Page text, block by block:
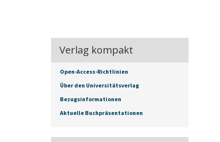
Verlag kompakt
Open-Access-Richtlinien
Über den Universitätsverlag
Bezugsinformationen
Aktuelle Buchpräsentationen